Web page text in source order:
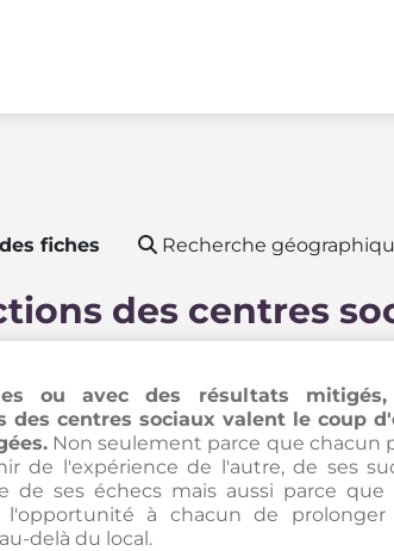
fiches Recherche
des centres
ou avec des résultats
des centres sociaux valent le coup
Non seulement parce que chacun
de l'expérience de l'autre, de ses
de ses échecs mais aussi parce que
l'opportunité à chacun de prolonger
delà du local.